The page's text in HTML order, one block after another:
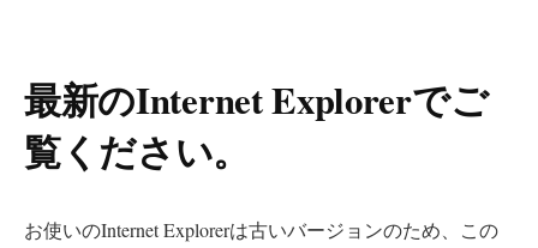
最新のInternet Explorerでご
覧ください。
お使いのInternet Explorerは古いバージョンのため、この